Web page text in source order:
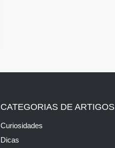
CATEGORIAS DE ARTIGOS
Curiosidades
Dicas